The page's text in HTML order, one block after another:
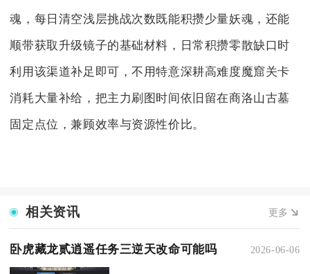
魂，每日清空浅层挑战次数既能积攒少量妖魂，还能
顺带获取升级镜子的基础材料，日常积攒零散缺口时
利用该渠道补足即可，不用特意深耕高难度魔窟关卡
消耗大量补给，把主力刷图时间依旧留在商洛山古墓
固定点位，兼顾效率与资源性价比。
相关资讯 更多
卧虎藏龙贰逍遥任务三逆天改命可能吗 2026-06-06